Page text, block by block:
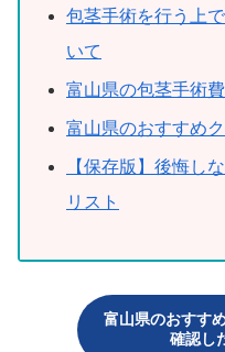
包茎手術を行う上
いて
富山県の包茎手術
富山県のおすすめ
【保存版】後悔し
リスト
富山県のおすす
確認し